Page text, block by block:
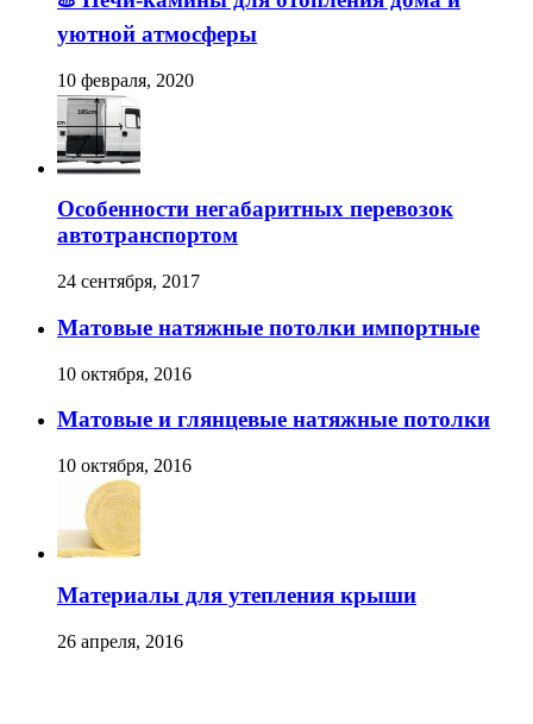
уютной атмосферы
10 февраля, 2020
Особенности негабаритных перевозок
автотранспортом
24 сентября, 2017
Матовые натяжные потолки импортные
10 октября, 2016
Матовые и глянцевые натяжные потолки
10 октября, 2016
Материалы для утепления крыши
26 апреля, 2016